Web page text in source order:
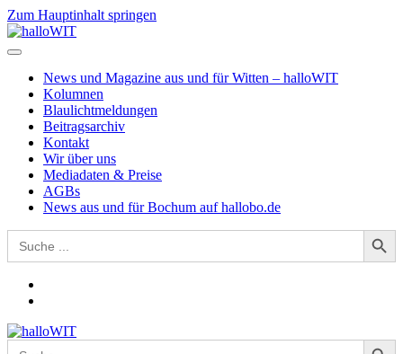
Zum Hauptinhalt springen
News und Magazine aus und für Witten – halloWIT
Kolumnen
Blaulichtmeldungen
Beitragsarchiv
Kontakt
Wir über uns
Mediadaten & Preise
AGBs
News aus und für Bochum auf hallobo.de
Search
for:
Search Button
Search
Search Button